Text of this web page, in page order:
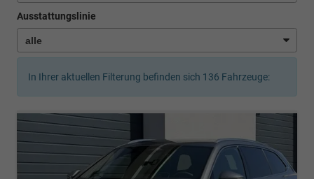
Ausstattungslinie
In Ihrer aktuellen Filterung befinden sich 136 Fahrzeuge: